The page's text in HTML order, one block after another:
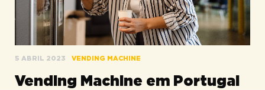
5 ABRIL 2023 VENDING MACHINE
Vending Machine em Portugal